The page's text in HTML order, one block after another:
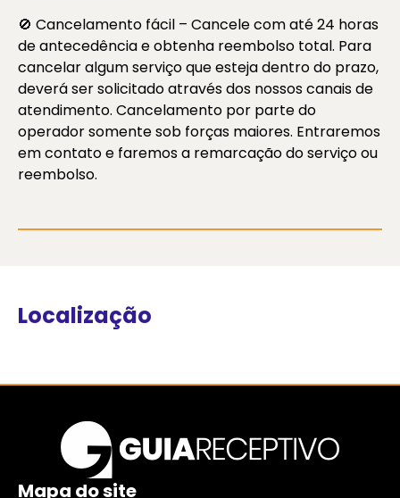
🚫 Cancelamento fácil – Cancele com até 24 horas
de antecedência e obtenha reembolso total. Para
cancelar algum serviço que esteja dentro do prazo,
deverá ser solicitado através dos nossos canais de
atendimento. Cancelamento por parte do
operador somente sob forças maiores. Entraremos
em contato e faremos a remarcação do serviço ou
reembolso.
Localização
Mapa do site